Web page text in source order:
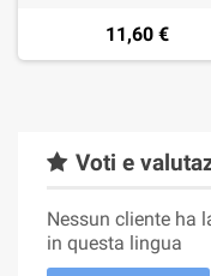
11,60 €
Voti e
Nessun cliente ha
in questa lingua